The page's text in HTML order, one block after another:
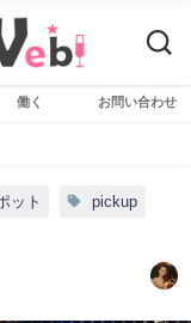
働く お問い合わせ
ット pickup